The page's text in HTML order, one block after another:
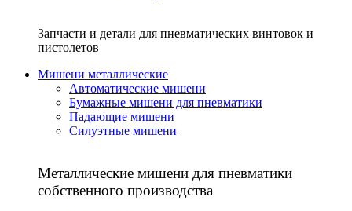
Запчасти и детали для пневматических винтовок и
пистолетов
Мишени металлические
Автоматические мишени
Бумажные мишени для пневматики
Падающие мишени
Силуэтные мишени
Металлические мишени для пневматики
собственного производства